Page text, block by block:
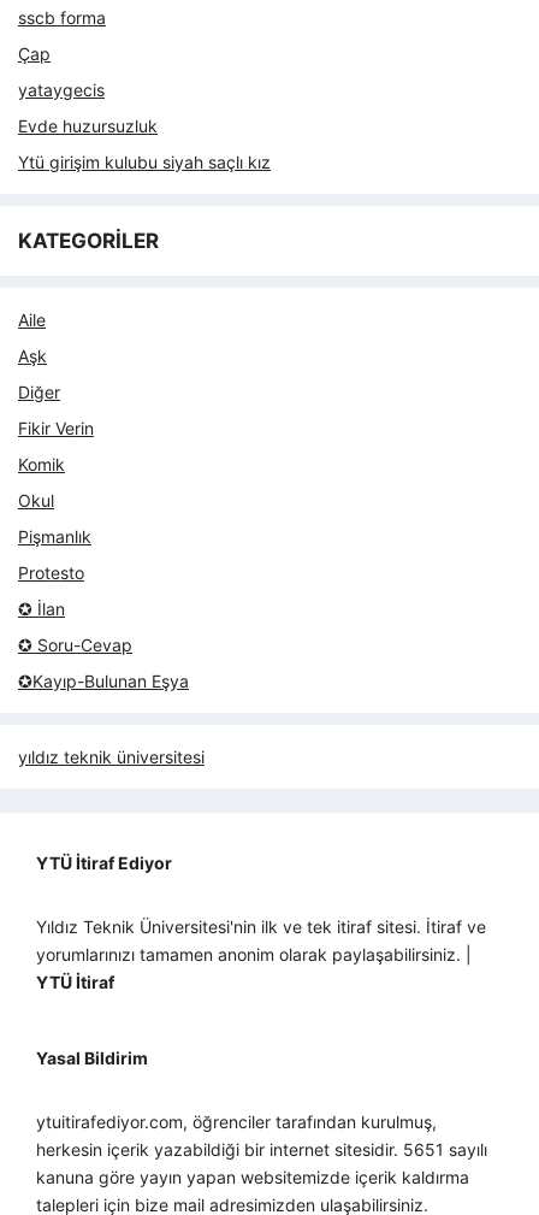
sscb forma
Çap
yataygecis
Evde huzursuzluk
Ytü girişim kulubu siyah saçlı kız
KATEGORİLER
Aile
Aşk
Diğer
Fikir Verin
Komik
Okul
Pişmanlık
Protesto
✪ İlan
✪ Soru-Cevap
✪Kayıp-Bulunan Eşya
yıldız teknik üniversitesi
YTÜ İtiraf Ediyor
Yıldız Teknik Üniversitesi'nin ilk ve tek itiraf sitesi. İtiraf ve
yorumlarınızı tamamen anonim olarak paylaşabilirsiniz. |
YTÜ İtiraf
Yasal Bildirim
ytuitirafediyor.com, öğrenciler tarafından kurulmuş,
herkesin içerik yazabildiği bir internet sitesidir. 5651 sayılı
kanuna göre yayın yapan websitemizde içerik kaldırma
talepleri için bize mail adresimizden ulaşabilirsiniz.